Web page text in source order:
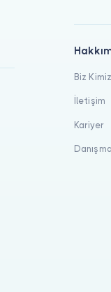
Biz Kimiz
İletişim
Kariyer